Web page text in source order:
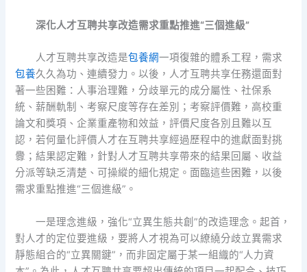
深化人才互聘共享改造需求重點推進“三個進級”
人才互聘共享改造是包養網一項復雜的體系工程，需求
包養久久為功、連續發力。以後，人才互聘共享任務還面對
著一些困難：人事治理難，分歧單元的成分屬性、社保系
統、薪酬軌制、考察尺度等存在差別；考察評價難，高校重
論文和獎項、企業重產物和效益，評價尺度各別且難以互
認，若何量化評價人才在互聘共享經過歷程中的進獻面對挑
釁；結果認定難，針對人才互聘共享帶來的結果回屬、收益
分派等缺乏清楚、可操縱的細化規定。面臨這些困難，以後
需求重點推進“三個進級”。
一是理念進級，強化“立異生態共創”的改造理念。起首，
對人才的定位要進級，要將人才視為可以繚繞分歧立異需求
靜態組合的“立異關鍵”，而非固定屬于某一組織的“人力資